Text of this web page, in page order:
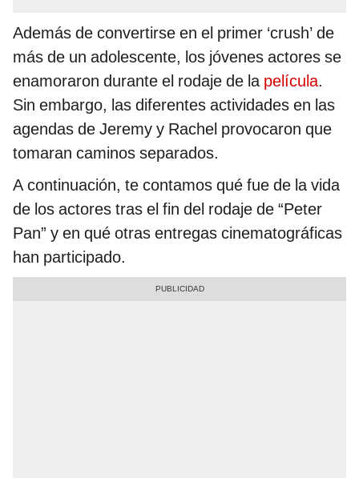
Además de convertirse en el primer ‘crush’ de
más de un adolescente, los jóvenes actores se
enamoraron durante el rodaje de la película.
Sin embargo, las diferentes actividades en las
agendas de Jeremy y Rachel provocaron que
tomaran caminos separados.
A continuación, te contamos qué fue de la vida
de los actores tras el fin del rodaje de “Peter
Pan” y en qué otras entregas cinematográficas
han participado.